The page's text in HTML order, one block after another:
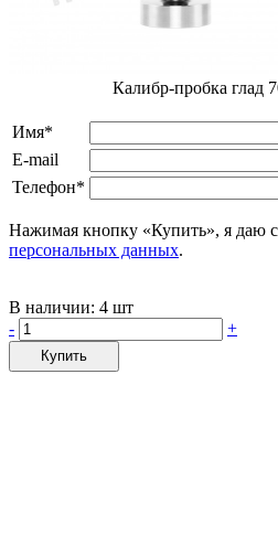
Калибр-пробка глад
Имя*
E-mail
Телефон*
Нажимая кнопку «Купить», я даю
персональных данных.
В наличии: 4 шт
-
+
Купить